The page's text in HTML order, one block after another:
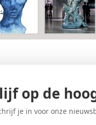
op de
je in voor onze